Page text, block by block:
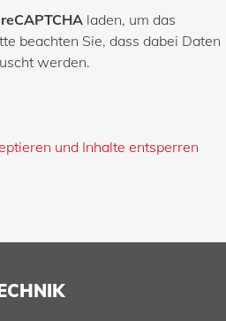
reCAPTCHA laden, um das
beachten Sie, dass dabei Daten
werden.
und Inhalte entsperren